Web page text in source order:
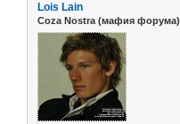
Lois Lain
Coza Nostra (мафия форума)